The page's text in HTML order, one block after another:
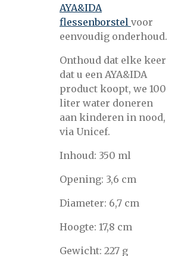
AYA&IDA
flessenborstel voor
eenvoudig onderhoud.
Onthoud dat elke keer
dat u een AYA&IDA
product koopt, we 100
liter water doneren
aan kinderen in nood,
via Unicef.
Inhoud: 350 ml
Opening: 3,6 cm
Diameter: 6,7 cm
Hoogte: 17,8 cm
Gewicht: 227 g